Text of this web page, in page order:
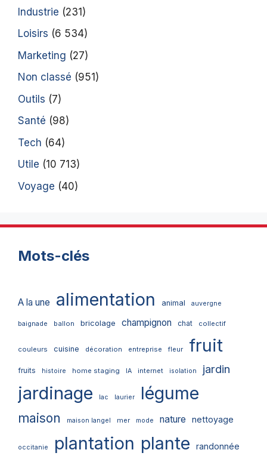
Industrie (231)
Loisirs (6 534)
Marketing (27)
Non classé (951)
Outils (7)
Santé (98)
Tech (64)
Utile (10 713)
Voyage (40)
Mots-clés
A la une alimentation animal auvergne
baignade ballon bricolage champignon chat collectif
couleurs cuisine décoration entreprise fleur fruit
fruits histoire home staging IA internet isolation jardin
jardinage lac laurier légume
maison maison langel mer mode nature nettoyage
occitanie plantation plante randonnée